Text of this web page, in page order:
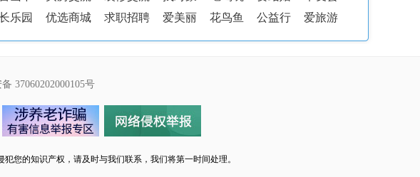
乐园
优选商城 求职招聘 爱美丽 花鸟鱼 公益行 爱旅游
37060202000105号
您的知识产权，请及时与我们联系，我们将第一时间处理。